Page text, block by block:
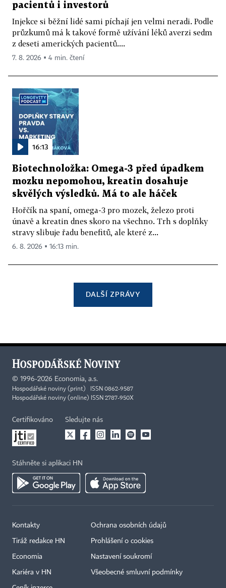
pacientů i investorů
Injekce si běžní lidé sami píchají jen velmi neradi. Podle
průzkumů má k takové formě užívání léků averzi sedm
z deseti amerických pacientů....
7. 8. 2026 ▪ 4 min. čtení
16:13
Biotechnoložka: Omega-3 před úpadkem
mozku nepomohou, kreatin dosahuje
skvělých výsledků. Má to ale háček
Hořčík na spaní, omega-3 pro mozek, železo proti
únavě a kreatin dnes skoro na všechno. Trh s doplňky
stravy slibuje řadu benefitů, ale které z...
6. 8. 2026 ▪ 16:13 min.
DALŠÍ ZPRÁVY
© 1996-2026 Economia, a.s.
Hospodářské noviny (print) ISSN 0862-9587
Hospodářské noviny (online) ISSN 2787-950X
Certifikováno Sledujte nás
Stáhněte si aplikaci HN
Kontakty
Tiráž redakce HN
Economia
Kariéra v HN
Ochrana osobních údajů
Prohlášení o cookies
Nastavení soukromí
Všeobecné smluvní podmínky